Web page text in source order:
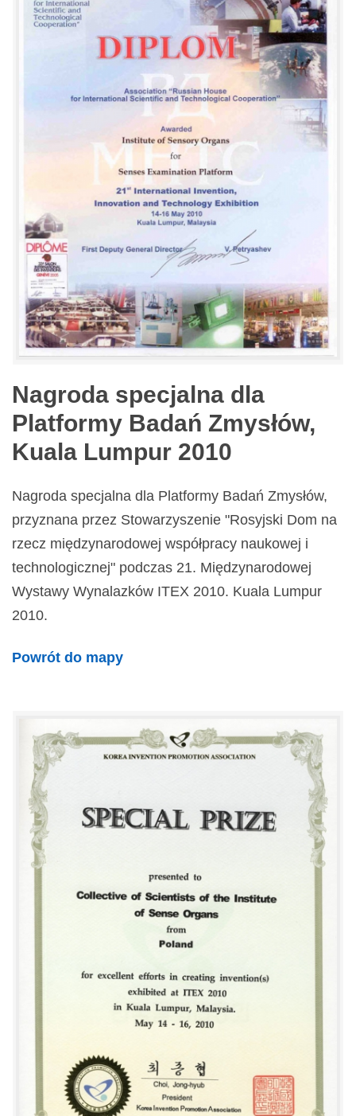
Nagroda specjalna dla
Platformy Badań Zmysłów,
Kuala Lumpur 2010
Nagroda specjalna dla Platformy Badań Zmysłów,
przyznana przez Stowarzyszenie "Rosyjski Dom na
rzecz międzynarodowej współpracy naukowej i
technologicznej" podczas 21. Międzynarodowej
Wystawy Wynalazków ITEX 2010. Kuala Lumpur
2010.
Powrót do mapy